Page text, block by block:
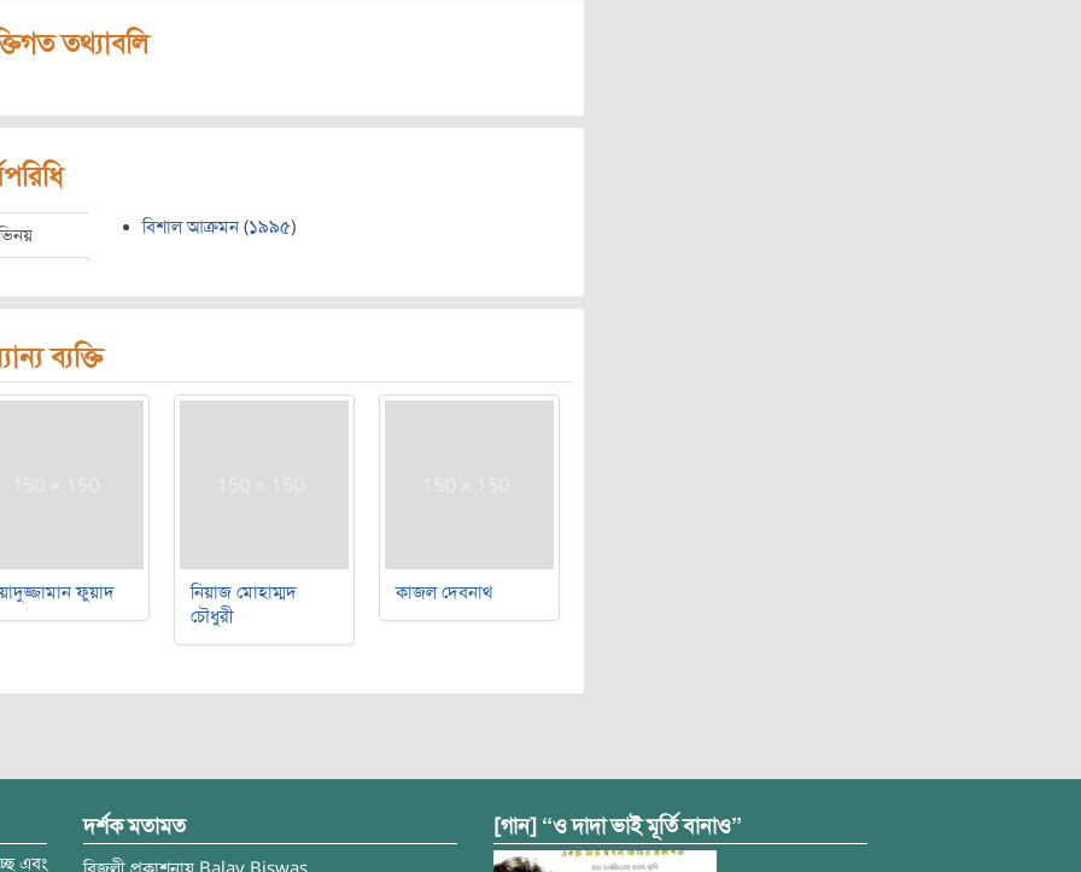
তথ্যাবলি
বিশাল আক্রমন (১৯৯৫)
ব্যক্তি
ফুয়াদ
নিয়াজ মোহাম্মদ
চৌধুরী
কাজল দেবনাথ
এবং
দর্শক মতামত [গান] “ও দাদা ভাই মূর্তি বানাও”